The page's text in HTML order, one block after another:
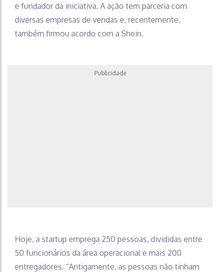
e fundador da iniciativa. A ação tem parceria com
diversas empresas de vendas e, recentemente,
também firmou acordo com a Shein.
Publicidade
Hoje, a startup emprega 250 pessoas, divididas entre
50 funcionários da área operacional e mais 200
entregadores. “Antigamente, as pessoas não tinham